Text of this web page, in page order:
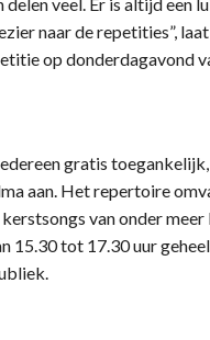
naar de repetities”,
op donderdagavond
gratis
aan. Het repertoire
van onder
15.30 tot 17.30 uur